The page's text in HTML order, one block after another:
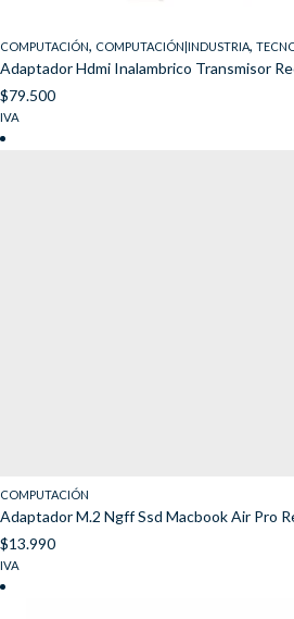
COMPUTACIÓN, COMPUTACIÓN|INDUSTRIA,
Adaptador Hdmi Inalambrico Transmisor
$79.500
IVA
COMPUTACIÓN
Adaptador M.2 Ngff Ssd Macbook Air Pro
$13.990
IVA